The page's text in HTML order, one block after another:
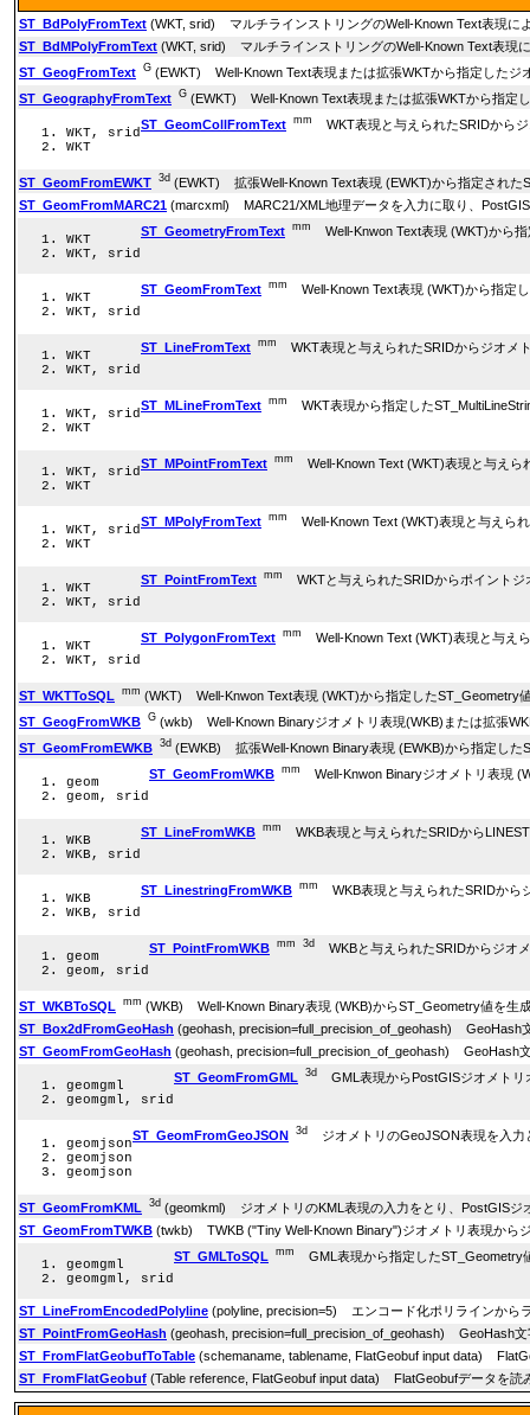
ST_BdPolyFromText (WKT, srid) マルチラインストリングのWell-Known Text表現に
ST_BdMPolyFromText (WKT, srid) マルチラインストリングのWell-Known Text表現
ST_GeogFromText G (EWKT) Well-Known Text表現または拡張WKTから指定したジ
ST_GeographyFromText G (EWKT) Well-Known Text表現または拡張WKTから指定
ST_GeomCollFromText mm WKT表現と与えられたSRIDから
WKT, srid
WKT
ST_GeomFromEWKT 3d (EWKT) 拡張Well-Known Text表現 (EWKT)から指定された
ST_GeomFromMARC21 (marcxml) MARC21/XML地理データを入力に取り、
ST_GeometryFromText mm Well-Knwon Text表現 (WKT)から
WKT
WKT, srid
ST_GeomFromText mm Well-Known Text表現 (WKT)から指定
WKT
WKT, srid
ST_LineFromText mm WKT表現と与えられたSRIDからジオメ
WKT
WKT, srid
ST_MLineFromText mm WKT表現から指定した
WKT, srid
WKT
ST_MPointFromText mm Well-Known Text (WKT)表現と与えら
WKT, srid
WKT
ST_MPolyFromText mm Well-Known Text (WKT)表現と与えら
WKT, srid
WKT
ST_PointFromText mm WKTと与えられたSRIDからポイントジ
WKT
WKT, srid
ST_PolygonFromText mm Well-Known Text (WKT)表現と与え
WKT
WKT, srid
ST_WKTToSQL mm (WKT) Well-Knwon Text表現 (WKT)から指定したST_Geometry
ST_GeogFromWKB G (wkb) Well-Known Binaryジオメトリ表現(WKB)または拡張
ST_GeomFromEWKB 3d (EWKB) 拡張Well-Known Binary表現 (EWKB)から指定した
ST_GeomFromWKB mm Well-Knwon Binaryジオメトリ表現
geom
geom, srid
ST_LineFromWKB mm WKB表現と与えられたSRIDから
WKB
WKB, srid
ST_LinestringFromWKB mm WKB表現と与えられたSRIDから
WKB
WKB, srid
ST_PointFromWKB mm 3d WKBと与えられたSRIDからジオ
geom
geom, srid
ST_WKBToSQL mm (WKB) Well-Known Binary表現 (WKB)からST_Geometry値を生
ST_Box2dFromGeoHash (geohash, precision=full_precision_of_geohash) GeoHash
ST_GeomFromGeoHash (geohash, precision=full_precision_of_geohash) GeoHash
ST_GeomFromGML
3d GML表現からPostGISジオメトリ
geomgml
geomgml, srid
ST_GeomFromGeoJSON 3d ジオメトリのGeoJSON表現を入力
geomjson
geomjson
geomjson
ST_GeomFromKML 3d (geomkml) ジオメトリのKML表現の入力をとり、PostGISジ
ST_GeomFromTWKB (twkb) TWKB ("Tiny Well-Known Binary")ジオメトリ表現から
ST_GMLToSQL
mm GML表現から指定したST_Geometry
geomgml
geomgml, srid
ST_LineFromEncodedPolyline (polyline, precision=5) エンコード化ポリラインから
ST_PointFromGeoHash (geohash, precision=full_precision_of_geohash) GeoHash
ST_FromFlatGeobufToTable (schemaname, tablename, FlatGeobuf input data)
ST_FromFlatGeobuf (Table reference, FlatGeobuf input data) FlatGeobufデータを読